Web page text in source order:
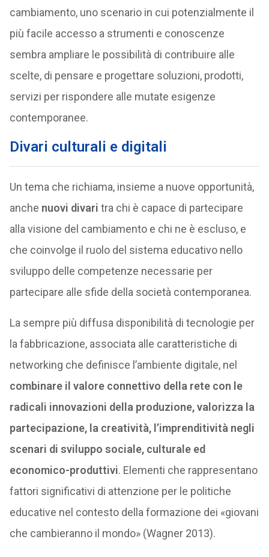
cambiamento, uno scenario in cui potenzialmente il
più facile accesso a strumenti e conoscenze
sembra ampliare le possibilità di contribuire alle
scelte, di pensare e progettare soluzioni, prodotti,
servizi per rispondere alle mutate esigenze
contemporanee.
Divari culturali e digitali
Un tema che richiama, insieme a nuove opportunità,
anche nuovi divari tra chi è capace di partecipare
alla visione del cambiamento e chi ne è escluso, e
che coinvolge il ruolo del sistema educativo nello
sviluppo delle competenze necessarie per
partecipare alle sfide della società contemporanea.
La sempre più diffusa disponibilità di tecnologie per
la fabbricazione, associata alle caratteristiche di
networking che definisce l’ambiente digitale, nel
combinare il valore connettivo della rete con le
radicali innovazioni della produzione, valorizza la
partecipazione, la creatività, l’imprenditività negli
scenari di sviluppo sociale, culturale ed
economico-produttivi. Elementi che rappresentano
fattori significativi di attenzione per le politiche
educative nel contesto della formazione dei «giovani
che cambieranno il mondo» (Wagner 2013).